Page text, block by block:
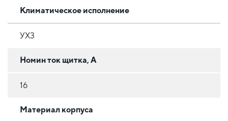
Климатическое исполнение
УХ3
Номин ток щитка, А
16
Материал корпуса